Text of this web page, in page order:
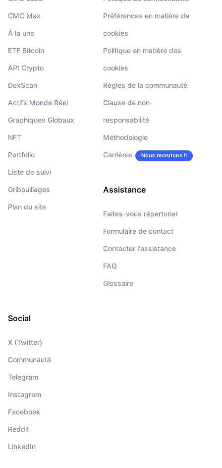
CMC Max
À la une
ETF Bitcoin
API Crypto
DexScan
Actifs Monde Réel
Graphiques Globaux
NFT
Portfolio
Liste de suivi
Gribouillages
Plan du site
Préférences en matière de
cookies
Politique en matière des
cookies
Règles de la communauté
Clause de non-
responsabilité
Méthodologie
Carrières Nous recrutons !!
Assistance
Faites-vous répertorier
Formulaire de contact
Contacter l'assistance
FAQ
Glossaire
Social
X (Twitter)
Communauté
Telegram
Instagram
Facebook
Reddit
LinkedIn